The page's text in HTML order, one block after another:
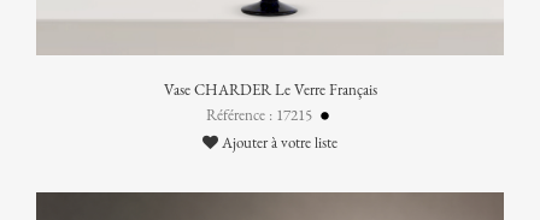
Vase CHARDER Le Verre Français
Référence : 17215
Ajouter à votre liste